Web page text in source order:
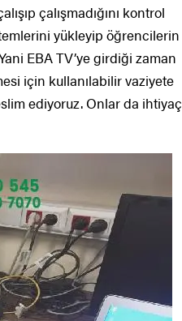
çalışmadığını kontrol
yükleyip öğrencilerin
EBA TV’ye girdiği zaman
için kullanılabilir vaziyete
ediyoruz. Onlar da ihtiyaç